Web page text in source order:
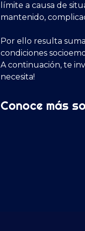
límite a causa de
mantenido,
Por ello resulta
condiciones
A continuación, te
necesita!
Conoce más